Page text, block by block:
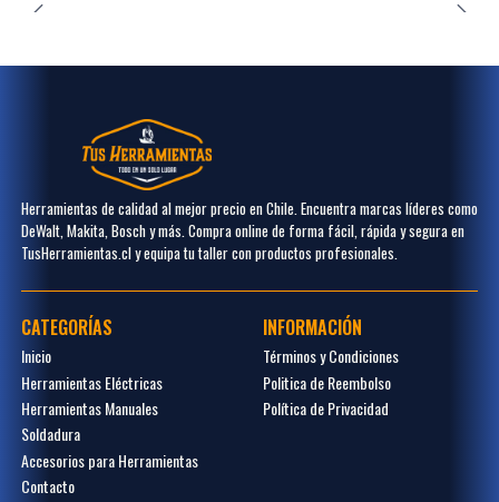
Herramientas de calidad al mejor precio en Chile. Encuentra marcas líderes como
DeWalt, Makita, Bosch y más. Compra online de forma fácil, rápida y segura en
TusHerramientas.cl y equipa tu taller con productos profesionales.
CATEGORÍAS
Inicio
Herramientas Eléctricas
Herramientas Manuales
Soldadura
Accesorios para Herramientas
Contacto
INFORMACIÓN
Términos y Condiciones
Politica de Reembolso
Política de Privacidad